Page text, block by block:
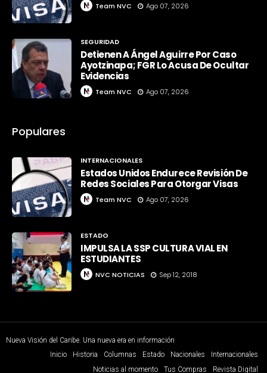
Team NVC Ago 07, 2026
SEGURIDAD
Detienen A Ángel Aguirre Por Caso
Ayotzinapa; FGR Lo Acusa De Ocultar
Evidencias
Team NVC Ago 07, 2026
Populares
INTERNACIONALES
Estados Unidos Endurece Revisión De
Redes Sociales Para Otorgar Visas
Team NVC Ago 07, 2026
ESTADO
IMPULSA LA SSP CULTURA VIAL EN
ESTUDIANTES
NVC NOTICIAS Sep 12, 2018
Nueva Visión del Caribe. Una nueva era en información
Inicio
Historia Columnas Estado Nacionales
Internacionales
Noticias al momento
Tus Compras Revista Digital